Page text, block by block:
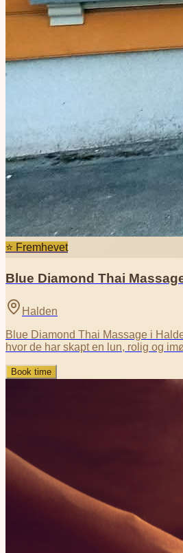
⭐ Fremhevet
Blue Diamond Thai
Halden
Blue Diamond Thai Massage i
hvor de har skapt en lun, rolig og
Book time